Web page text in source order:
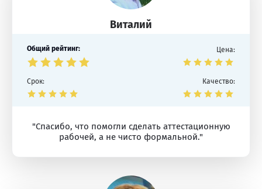
Виталий
Общий рейтинг: Цена:
Срок: Качество:
"Спасибо, что помогли сделать аттестационную
рабочей, а не чисто формальной."